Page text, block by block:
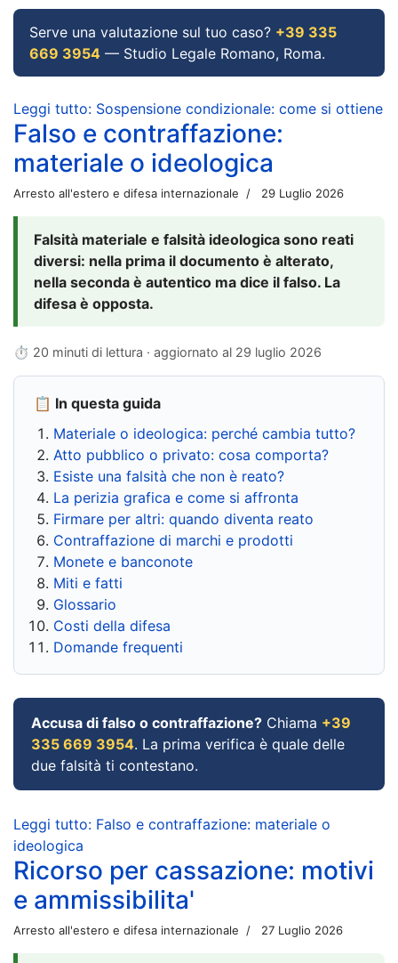
Serve una valutazione sul tuo caso? +39 335
669 3954 — Studio Legale Romano, Roma.
Leggi tutto: Sospensione condizionale: come si ottiene
Falso e contraffazione:
materiale o ideologica
Arresto all'estero e difesa internazionale 29 Luglio 2026
Falsità materiale e falsità ideologica sono reati
diversi: nella prima il documento è alterato,
nella seconda è autentico ma dice il falso. La
difesa è opposta.
⏱ 20 minuti di lettura · aggiornato al 29 luglio 2026
📋 In questa guida
Materiale o ideologica: perché cambia tutto?
Atto pubblico o privato: cosa comporta?
Esiste una falsità che non è reato?
La perizia grafica e come si affronta
Firmare per altri: quando diventa reato
Contraffazione di marchi e prodotti
Monete e banconote
Miti e fatti
Glossario
Costi della difesa
Domande frequenti
Accusa di falso o contraffazione? Chiama +39
335 669 3954. La prima verifica è quale delle
due falsità ti contestano.
Leggi tutto: Falso e contraffazione: materiale o
ideologica
Ricorso per cassazione: motivi
e ammissibilita'
Arresto all'estero e difesa internazionale 27 Luglio 2026